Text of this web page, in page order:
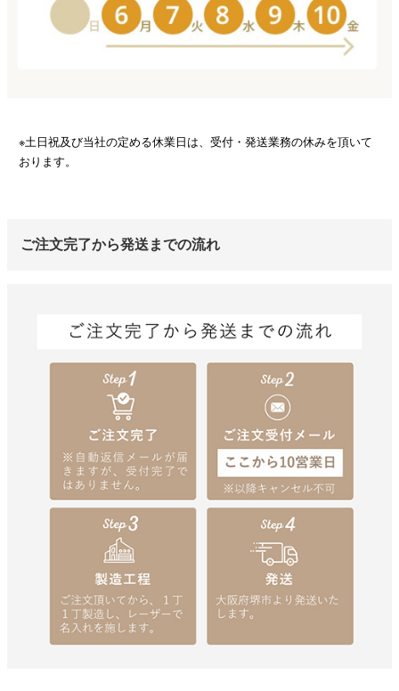
※土日祝及び当社の定める休業日は、受付・発送業務の休みを頂いて
おります。
ご注文完了から発送までの流れ